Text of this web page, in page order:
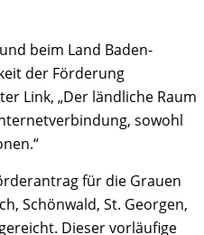
beim Land Baden-
der Förderung
Link, „Der ländliche Raum
sowohl
für die Grauen
Schönwald, St. Georgen,
Dieser vorläufige